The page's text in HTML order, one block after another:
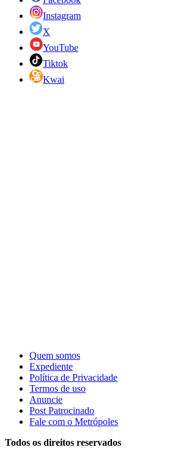
Instagram
X
YouTube
Tiktok
Kwai
Quem somos
Expediente
Política de Privacidade
Termos de uso
Anuncie
Post Patrocinado
Fale com o Metrópoles
Todos os direitos reservados